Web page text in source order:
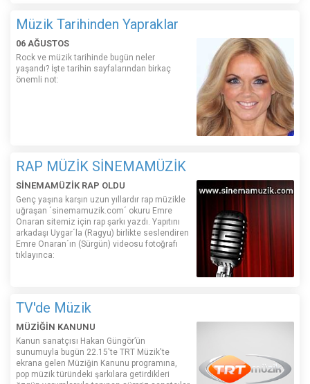
Müzik Tarihinden Yapraklar
06 AĞUSTOS
Rock ve müzik tarihinde bugün neler
yaşandı? İşte tarihin sayfalarından birkaç
önemli not:
RAP MÜZİK SİNEMAMÜZİK
SİNEMAMÜZİK RAP OLDU
Genç yaşına karşın uzun yıllardır rap müzikle
uğraşan ´sinemamuzik.com´ okuru Emre
Onaran sitemiz için rap şarkı yazdı. Yapıtını
arkadaşı Uygar´la (Ragyu) birlikte seslendiren
Emre Onaran´ın (Sürgün) videosu fotoğrafı
tıklayınca:
TV'de Müzik
MÜZİĞİN KANUNU
Kanun sanatçısı Hakan Güngör’ün
sunumuyla bugün 22.15'te TRT Müzik'te
ekrana gelen Müziğin Kanunu programına,
pop müzik türündeki şarkılara getirdikleri